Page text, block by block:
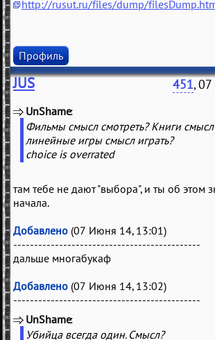
http://rusut.ru/files/dump/
Профиль
JUS 451,
UnShame
Фильмы смысл смотреть? Книги смысл
линейные игры смысл играть?
choice is overrated
там тебе не дают "выбора", и ты об этом
начала.
Добавлено (07 Июня 14, 13:01)
---------------------------------------------
дальше многабукаф
Добавлено (07 Июня 14, 13:02)
---------------------------------------------
UnShame
Убийца всегда один. Смысл?